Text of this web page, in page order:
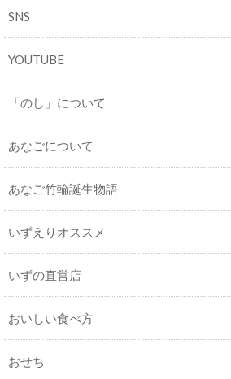
SNS
YOUTUBE
「のし」について
あなごについて
あなご竹輪誕生物語
いずえりオススメ
いずの直営店
おいしい食べ方
おせち